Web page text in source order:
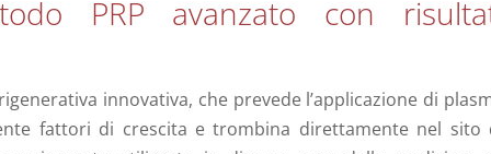
PRP avanzato con
innovativa, che prevede l’applicazione di
fattori di crescita e trombina direttamente nel sito